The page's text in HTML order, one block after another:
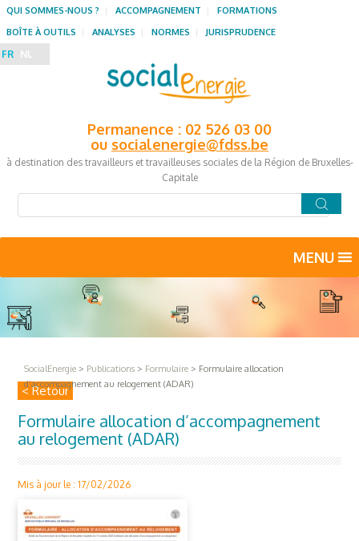
Permanence : 02 526 03 00
ou socialenergie@fdss.be
à destination des travailleurs et travailleuses sociales de la Région de Bruxelles-
Capitale
QUI SOMMES-NOUS ? ACCOMPAGNEMENT
FORMATIONS
BOÎTE À OUTILS
ANALYSES NORMES JURISPRUDENCE
FR NL
MENU
SocialEnergie > Publications > Formulaire > Formulaire allocation
d’accompagnement au relogement (ADAR)
< Retour
Formulaire allocation d’accompagnement
au relogement (ADAR)
Mis à jour le : 17/02/2026